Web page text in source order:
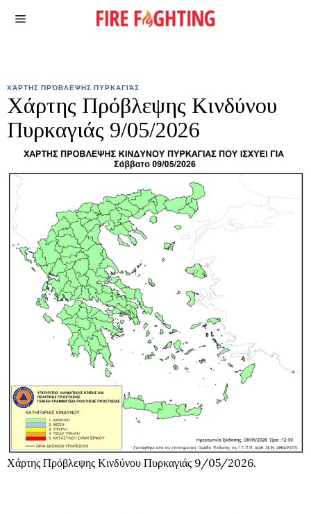
ΧΆΡΤΗΣ ΠΡΌΒΛΕΨΗΣ ΠΥΡΚΑΓΙΆΣ
Χάρτης Πρόβλεψης Κινδύνου
Πυρκαγιάς 9/05/2026
Χάρτης Πρόβλεψης Κινδύνου Πυρκαγιάς 9/05/2026.